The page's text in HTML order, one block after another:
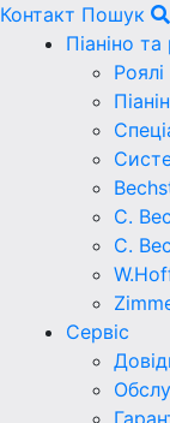
Контакт Пошук
Піаніно та
Роялі
C.
C.
Сервіс